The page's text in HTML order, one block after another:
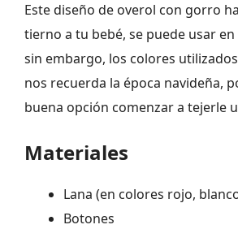
Este diseño de overol con gorro
tierno a tu bebé, se puede usar
sin embargo, los colores
nos recuerda la época navideña,
buena opción comenzar a tejerle
Materiales
Lana (en colores rojo,
Botones